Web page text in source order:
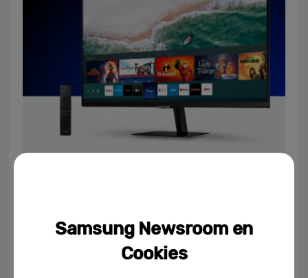
Samsung Newsroom en
Cookies